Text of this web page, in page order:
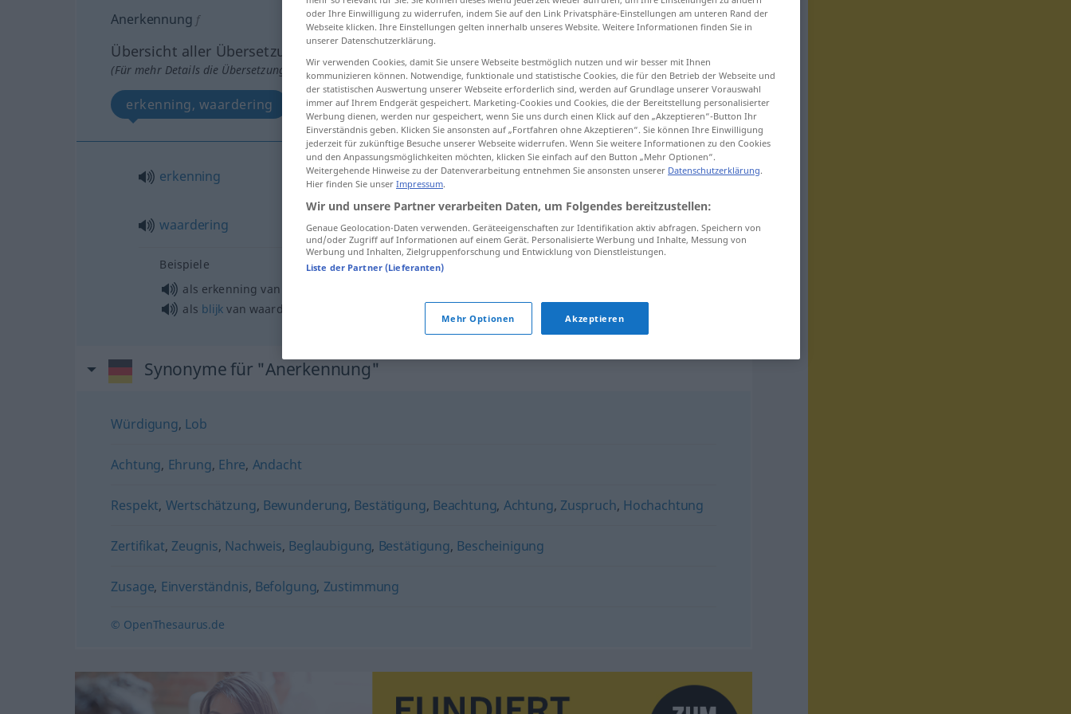
Anerkennung f
Übersicht aller Übersetzungen
(Für mehr Details die Übersetzung anklicken/antippen)
erkenning, waardering
erkenning Anerkennung
waardering AnerkennungLob
Beispiele
als erkenning van
als blijk van waardering voor
Synonyme für "Anerkennung"
Würdigung, Lob
Achtung, Ehrung, Ehre, Andacht
Respekt, Wertschätzung, Bewunderung, Bestätigung, Beachtung, Achtung, Zuspruch, Hochachtung
Zertifikat, Zeugnis, Nachweis, Beglaubigung, Bestätigung, Bescheinigung
Zusage, Einverständnis, Befolgung, Zustimmung
© OpenThesaurus.de
oder Ihre Einwilligung zu widerrufen, indem Sie auf den Link Privatsphäre-Einstellungen am unteren Rand der
Webseite klicken. Ihre Einstellungen gelten innerhalb unseres Website. Weitere Informationen finden Sie in
unserer Datenschutzerklärung.
Wir verwenden Cookies, damit Sie unsere Webseite bestmöglich nutzen und wir besser mit Ihnen
kommunizieren können. Notwendige, funktionale und statistische Cookies, die für den Betrieb der Webseite und
der statistischen Auswertung unserer Webseite erforderlich sind, werden auf Grundlage unserer Vorauswahl
immer auf Ihrem Endgerät gespeichert. Marketing-Cookies und Cookies, die der Bereitstellung personalisierter
Werbung dienen, werden nur gespeichert, wenn Sie uns durch einen Klick auf den „Akzeptieren“-Button Ihr
Einverständnis geben. Klicken Sie ansonsten auf „Fortfahren ohne Akzeptieren“. Sie können Ihre Einwilligung
jederzeit für zukünftige Besuche unserer Webseite widerrufen. Wenn Sie weitere Informationen zu den Cookies
und den Anpassungsmöglichkeiten möchten, klicken Sie einfach auf den Button „Mehr Optionen“.
Weitergehende Hinweise zu der Datenverarbeitung entnehmen Sie ansonsten unserer Datenschutzerklärung.
Hier finden Sie unser Impressum.
Wir und unsere Partner verarbeiten Daten, um Folgendes bereitzustellen:
Genaue Geolocation-Daten verwenden. Geräteeigenschaften zur Identifikation aktiv abfragen. Speichern von
und/oder Zugriff auf Informationen auf einem Gerät. Personalisierte Werbung und Inhalte, Messung von
Werbung und Inhalten, Zielgruppenforschung und Entwicklung von Dienstleistungen.
Liste der Partner (Lieferanten)
Mehr Optionen Akzeptieren